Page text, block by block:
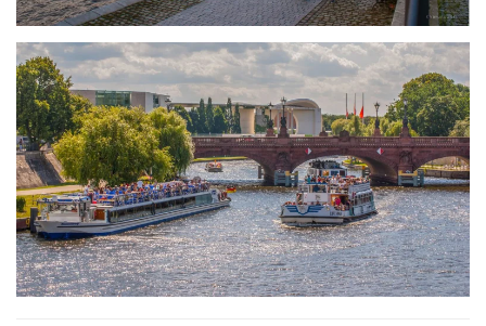
größer